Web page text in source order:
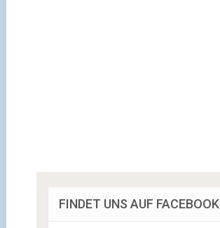
FINDET UNS AUF FACEBOOK